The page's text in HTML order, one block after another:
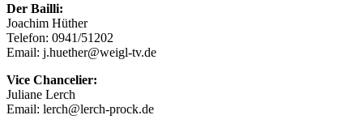
Der Bailli:
Joachim Hüther
Telefon: 0941/51202
Email: j.huether@weigl-tv.de
Vice Chancelier:
Juliane Lerch
Email: lerch@lerch-prock.de